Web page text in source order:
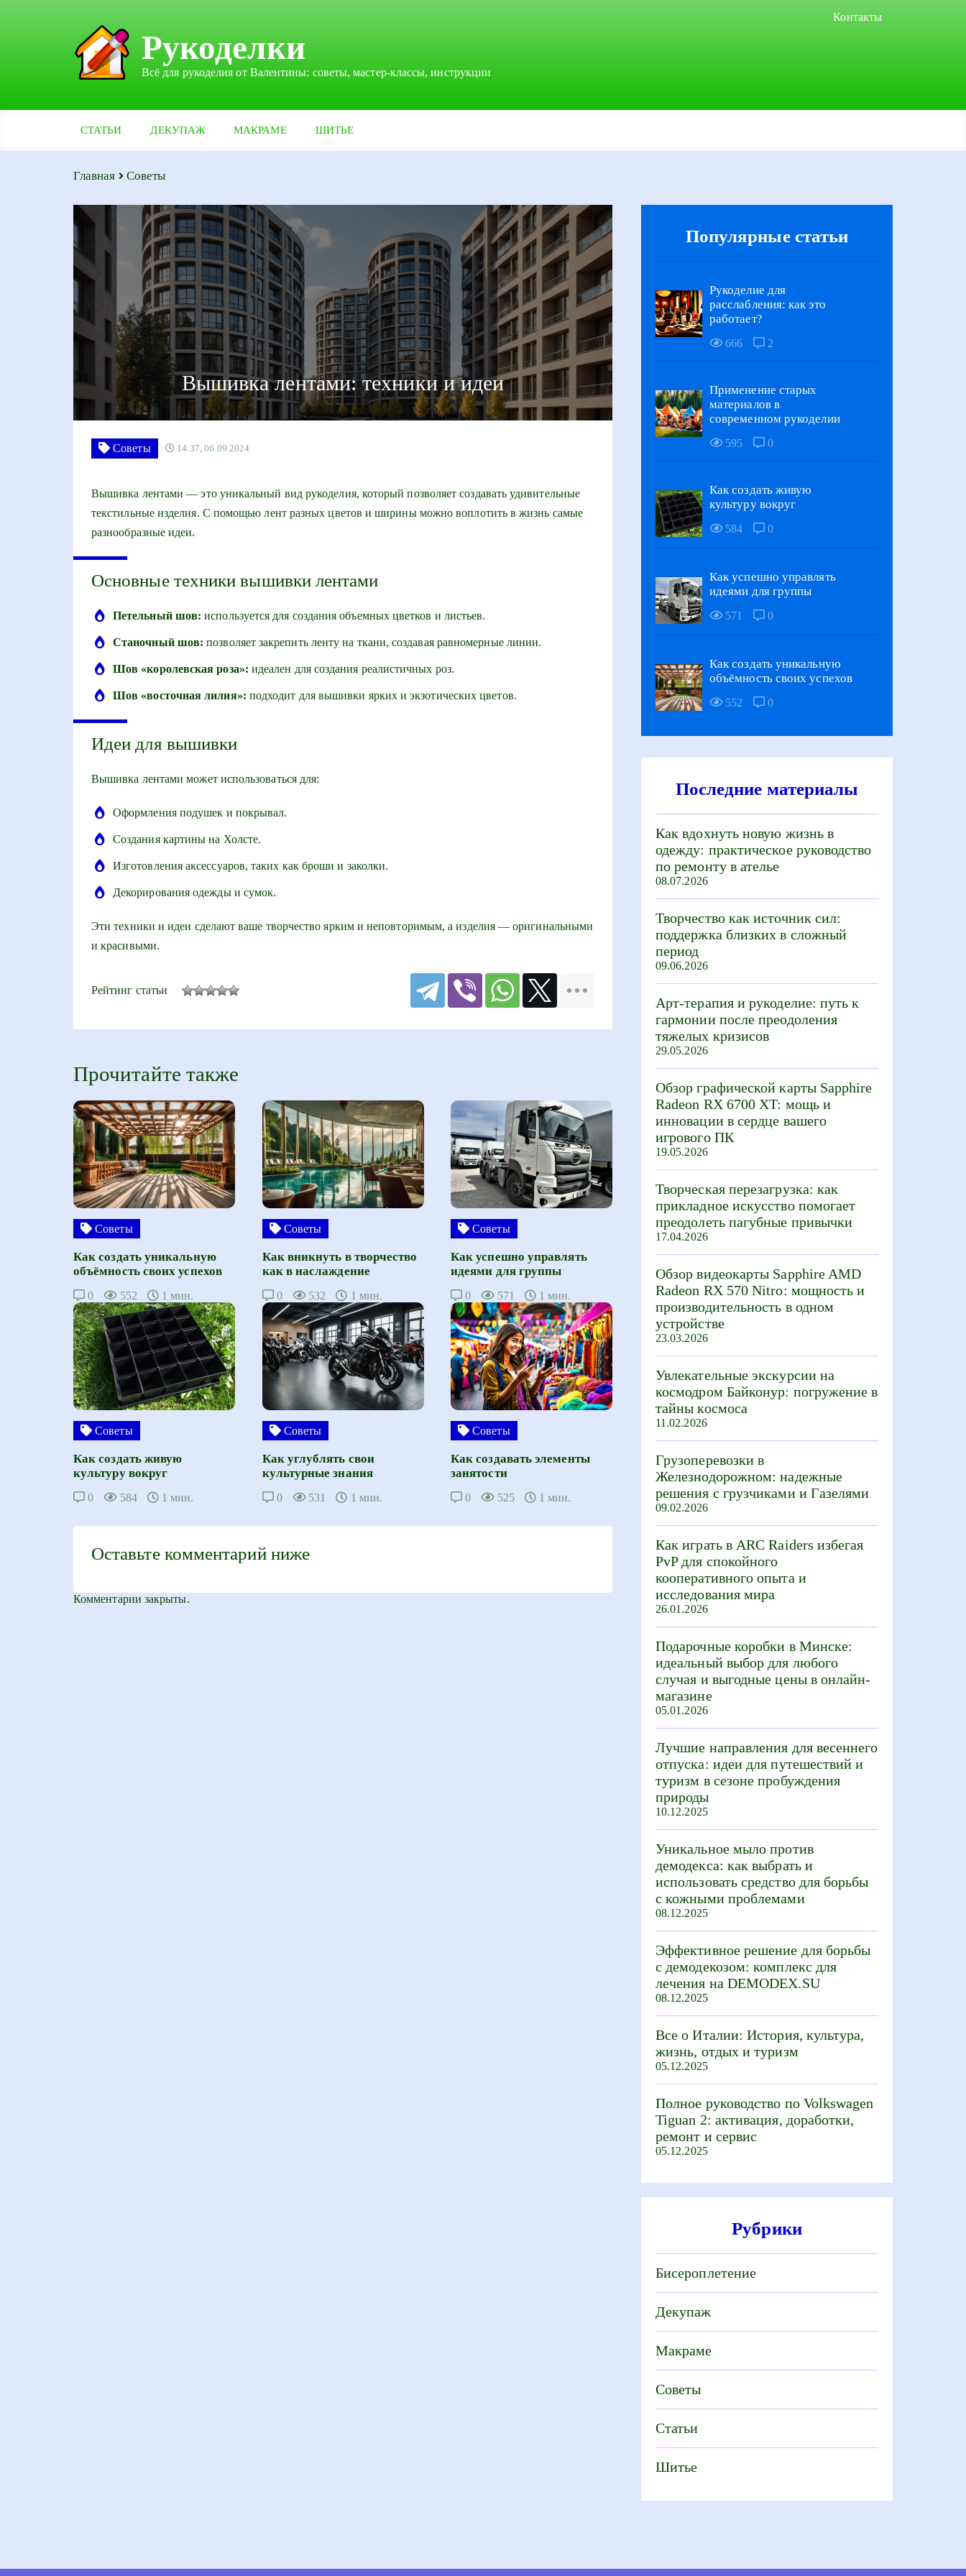
Контакты
Рукоделки
Всё для рукоделия от Валентины: советы, мастер-классы, инструкции
СТАТЬИ ДЕКУПАЖ МАКРАМЕ ШИТЬЕ
Главная Советы
Вышивка лентами: техники и идеи
Советы 14:37, 06.09.2024
Вышивка лентами — это уникальный вид рукоделия, который позволяет создавать удивительные
текстильные изделия. С помощью лент разных цветов и ширины можно воплотить в жизнь самые
разнообразные идеи.
Основные техники вышивки лентами
Петельный шов: используется для создания объемных цветков и листьев.
Станочный шов: позволяет закрепить ленту на ткани, создавая равномерные линии.
Шов «королевская роза»: идеален для создания реалистичных роз.
Шов «восточная лилия»: подходит для вышивки ярких и экзотических цветов.
Идеи для вышивки
Вышивка лентами может использоваться для:
Оформления подушек и покрывал.
Создания картины на Холсте.
Изготовления аксессуаров, таких как броши и заколки.
Декорирования одежды и сумок.
Эти техники и идеи сделают ваше творчество ярким и неповторимым, а изделия — оригинальными
и красивыми.
Рейтинг статьи
Прочитайте также
Советы
Как создать уникальную
объёмность своих успехов
0 552 1 мин.
Советы
Как вникнуть в творчество
как в наслаждение
0 532 1 мин.
Советы
Как успешно управлять
идеями для группы
0 571 1 мин.
Советы
Как создать живую
культуру вокруг
0 584 1 мин.
Советы
Как углублять свои
культурные знания
0 531 1 мин.
Советы
Как создавать элементы
занятости
0 525 1 мин.
Оставьте комментарий ниже
Комментарии закрыты.
Популярные статьи
Рукоделие для
расслабления: как это
работает?
666 2
Применение старых
материалов в
современном рукоделии
595 0
Как создать живую
культуру вокруг
584 0
Как успешно управлять
идеями для группы
571 0
Как создать уникальную
объёмность своих успехов
552 0
Последние материалы
Как вдохнуть новую жизнь в
одежду: практическое руководство
по ремонту в ателье
08.07.2026
Творчество как источник сил:
поддержка близких в сложный
период
09.06.2026
Арт-терапия и рукоделие: путь к
гармонии после преодоления
тяжелых кризисов
29.05.2026
Обзор графической карты Sapphire
Radeon RX 6700 XT: мощь и
инновации в сердце вашего
игрового ПК
19.05.2026
Творческая перезагрузка: как
прикладное искусство помогает
преодолеть пагубные привычки
17.04.2026
Обзор видеокарты Sapphire AMD
Radeon RX 570 Nitro: мощность и
производительность в одном
устройстве
23.03.2026
Увлекательные экскурсии на
космодром Байконур: погружение в
тайны космоса
11.02.2026
Грузоперевозки в
Железнодорожном: надежные
решения с грузчиками и Газелями
09.02.2026
Как играть в ARC Raiders избегая
PvP для спокойного
кооперативного опыта и
исследования мира
26.01.2026
Подарочные коробки в Минске:
идеальный выбор для любого
случая и выгодные цены в онлайн-
магазине
05.01.2026
Лучшие направления для весеннего
отпуска: идеи для путешествий и
туризм в сезоне пробуждения
природы
10.12.2025
Уникальное мыло против
демодекса: как выбрать и
использовать средство для борьбы
с кожными проблемами
08.12.2025
Эффективное решение для борьбы
с демодекозом: комплекс для
лечения на DEMODEX.SU
08.12.2025
Все о Италии: История, культура,
жизнь, отдых и туризм
05.12.2025
Полное руководство по Volkswagen
Tiguan 2: активация, доработки,
ремонт и сервис
05.12.2025
Рубрики
Бисероплетение
Декупаж
Макраме
Советы
Статьи
Шитье